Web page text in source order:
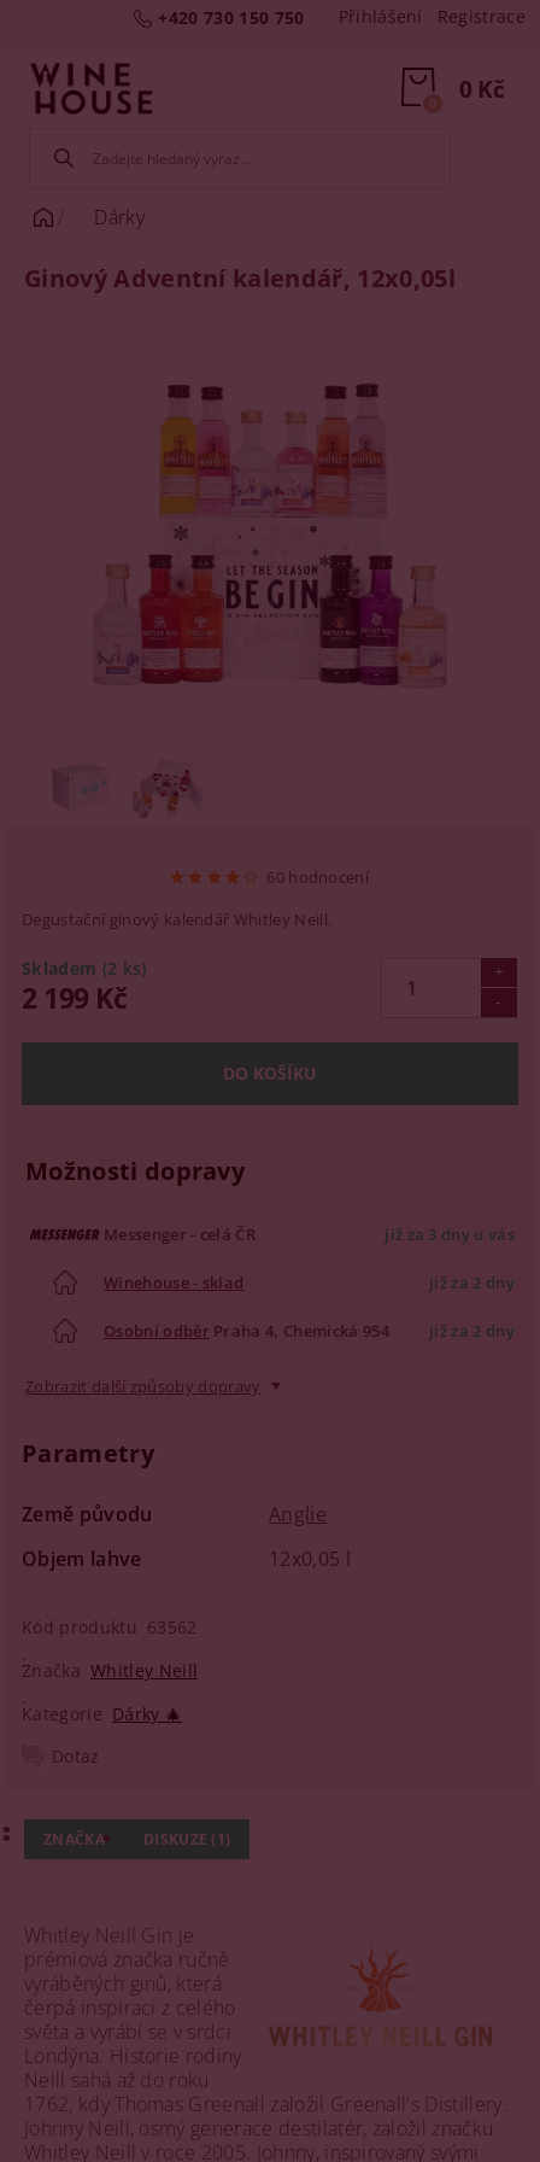
+420 730 150 750 Přihlášení Registrace
0 Kč
0
Dárky
Ginový Adventní kalendář, 12x0,05l
60 hodnocení
Degustační ginový kalendář Whitley Neill.
Skladem (2 ks)
2 199 Kč
Možnosti dopravy
Messenger - celá ČR již za 3 dny u vás
Winehouse - sklad již za 2 dny
Osobní odběr Praha 4, Chemická 954 již za 2 dny
Zobrazit další způsoby dopravy
Parametry
Země původu
Anglie
Objem lahve
12x0,05 l
Kód produktu 63562
Značka Whitley Neill
Kategorie Dárky 🎄
Dotaz
ZNAČKA DISKUZE (1)
Whitley Neill Gin je
prémiová značka ručně
vyráběných ginů, která
čerpá inspiraci z celého
světa a vyrábí se v srdci
Londýna. Historie rodiny
Neill sahá až do roku
1762, kdy Thomas Greenall založil Greenall's Distillery.
Johnny Neill, osmý generace destilatér, založil značku
Whitley Neill v roce 2005. Johnny, inspirovaný svými